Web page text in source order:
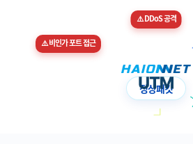
정상패킷
⚠️ 비인가 포트 접근
⚠️ DDoS 공격
AntiVirus
VPN